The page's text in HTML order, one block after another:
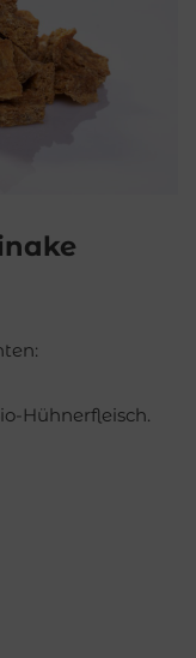
Hühnerfleisch.